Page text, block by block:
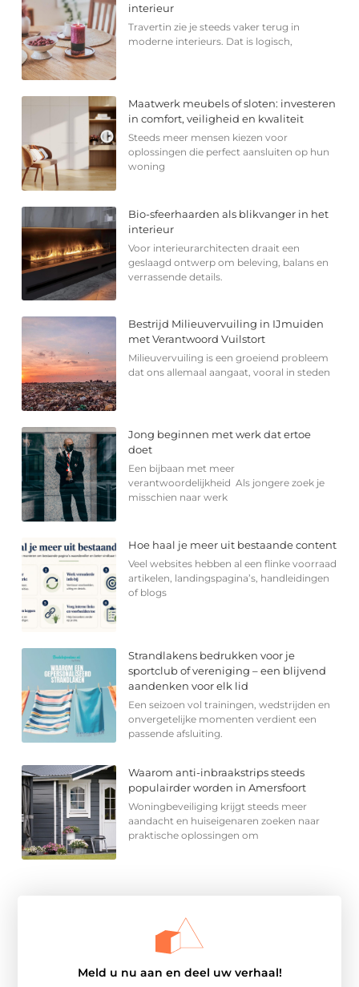
interieur
Travertin zie je steeds vaker terug in
moderne interieurs. Dat is logisch,
Maatwerk meubels of sloten: investeren
in comfort, veiligheid en kwaliteit
Steeds meer mensen kiezen voor
oplossingen die perfect aansluiten op hun
woning
Bio-sfeerhaarden als blikvanger in het
interieur
Voor interieurarchitecten draait een
geslaagd ontwerp om beleving, balans en
verrassende details.
Bestrijd Milieuvervuiling in IJmuiden
met Verantwoord Vuilstort
Milieuvervuiling is een groeiend probleem
dat ons allemaal aangaat, vooral in steden
Jong beginnen met werk dat ertoe
doet
Een bijbaan met meer
verantwoordelijkheid Als jongere zoek je
misschien naar werk
Hoe haal je meer uit bestaande content
Veel websites hebben al een flinke voorraad
artikelen, landingspagina’s, handleidingen
of blogs
Strandlakens bedrukken voor je
sportclub of vereniging – een blijvend
aandenken voor elk lid
Een seizoen vol trainingen, wedstrijden en
onvergetelijke momenten verdient een
passende afsluiting.
Waarom anti-inbraakstrips steeds
populairder worden in Amersfoort
Woningbeveiliging krijgt steeds meer
aandacht en huiseigenaren zoeken naar
praktische oplossingen om
Meld u nu aan en deel uw verhaal!